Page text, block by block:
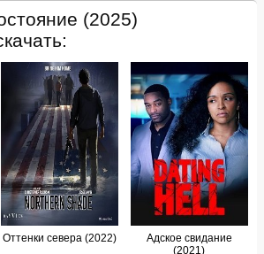
(2025)
Оттенки севера (2022)
Адское свидание
(2021)